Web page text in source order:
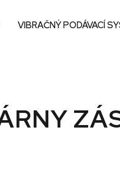
VIBRAČNÝ PODÁVACÍ